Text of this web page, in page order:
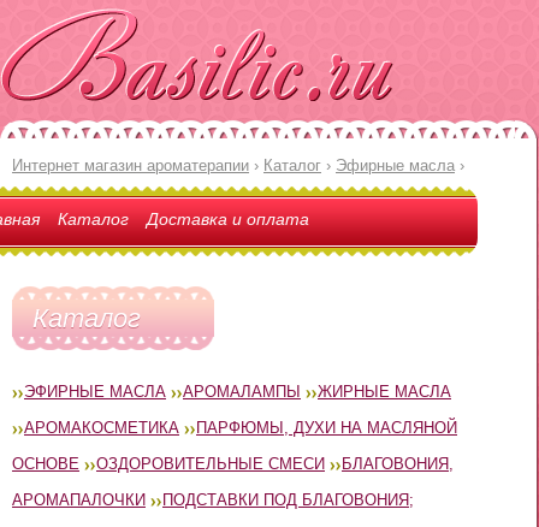
Интернет магазин ароматерапии › Каталог › Эфирные масла ›
Каталог Доставка и оплата
Каталог
ЭФИРНЫЕ МАСЛА АРОМАЛАМПЫ
ЖИРНЫЕ МАСЛА
АРОМАКОСМЕТИКА
ПАРФЮМЫ, ДУХИ НА МАСЛЯНОЙ
ОСНОВЕ
ОЗДОРОВИТЕЛЬНЫЕ СМЕСИ
БЛАГОВОНИЯ,
АРОМАПАЛОЧКИ
ПОДСТАВКИ ПОД БЛАГОВОНИЯ;